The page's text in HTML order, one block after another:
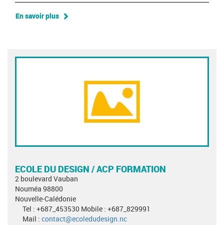
En savoir plus
ECOLE DU DESIGN / ACP FORMATION
2 boulevard Vauban
Nouméa 98800
Nouvelle-Calédonie
Tel : +687_453530 Mobile : +687_829991
Mail : contact@ecoledudesign.nc